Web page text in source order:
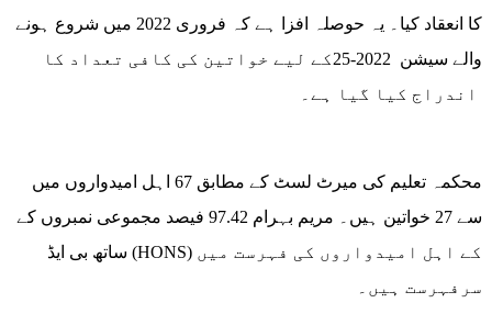
کا انعقاد کیا۔ یہ حوصلہ افزا ہے کہ فروری 2022 میں شروع ہونے
والے سیشن 2022-25کے لیے خواتین کی کافی تعداد کا
اندراج کیا گیا ہے۔
محکمہ تعلیم کی میرٹ لسٹ کے مطابق 67 اہل امیدواروں میں
سے 27 خواتین ہیں۔ مریم بہرام 97.42 فیصد مجموعی نمبروں کے
ساتھ بی ایڈ (HONS) کے اہل امیدواروں کی فہرست میں
سرفہرست ہیں۔